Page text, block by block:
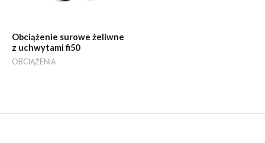
Obciążenie surowe żeliwne
z uchwytami fi50
OBCIĄŻENIA